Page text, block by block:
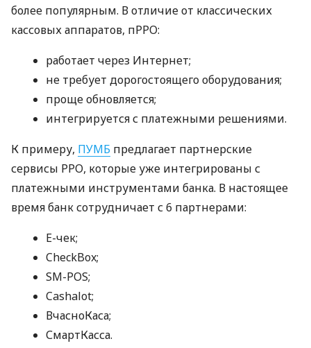
более популярным. В отличие от классических
кассовых аппаратов, пРРО:
работает через Интернет;
не требует дорогостоящего оборудования;
проще обновляется;
интегрируется с платежными решениями.
К примеру, ПУМБ предлагает партнерские
сервисы РРО, которые уже интегрированы с
платежными инструментами банка. В настоящее
время банк сотрудничает с 6 партнерами:
E-чек;
CheckBox;
SM-POS;
Cashalot;
ВчасноКаса;
СмартКасса.